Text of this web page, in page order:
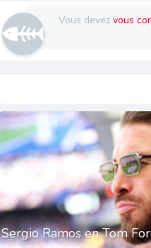
Vous devezvous
Sergio Ramos en Tom